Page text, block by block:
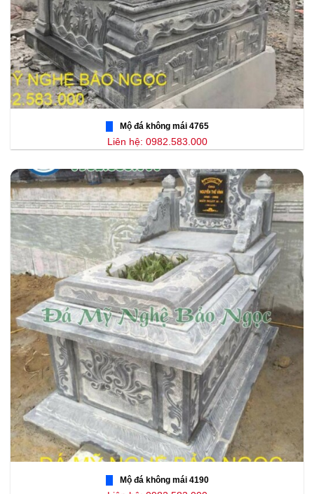
Mộ đá không mái 4765
Liên hệ: 0982.583.000
Mộ đá không mái 4190